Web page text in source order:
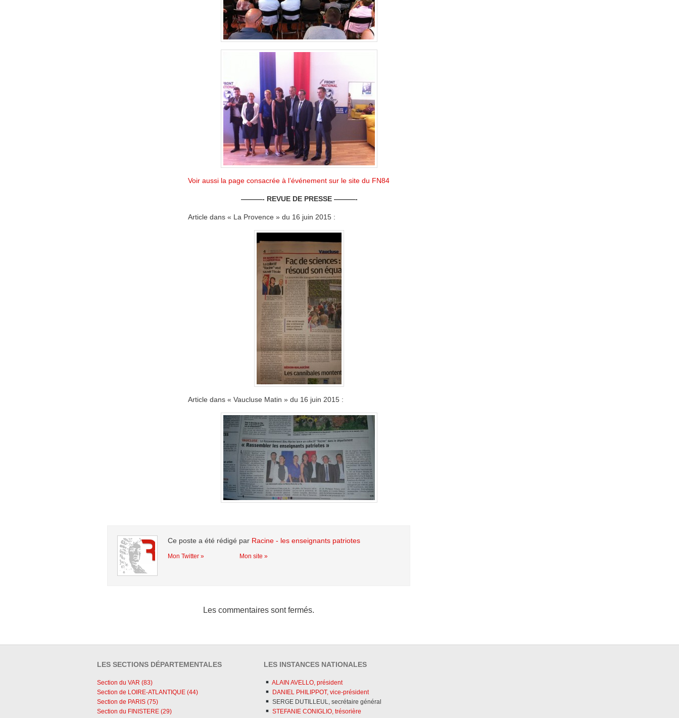
Voir aussi la page consacrée à l’événement sur le site du FN84
———- REVUE DE PRESSE ———-
Article dans « La Provence » du 16 juin 2015 :
Article dans « Vaucluse Matin » du 16 juin 2015 :
Ce poste a été rédigé par Racine - les enseignants patriotes
Mon Twitter » Mon site »
Les commentaires sont fermés.
LES SECTIONS DÉPARTEMENTALES
Section du VAR (83)
Section de LOIRE-ATLANTIQUE (44)
Section de PARIS (75)
Section du FINISTERE (29)
LES INSTANCES NATIONALES
ALAIN AVELLO, président
DANIEL PHILIPPOT, vice-président
SERGE DUTILLEUL, secrétaire général
STEFANIE CONIGLIO, trésorière